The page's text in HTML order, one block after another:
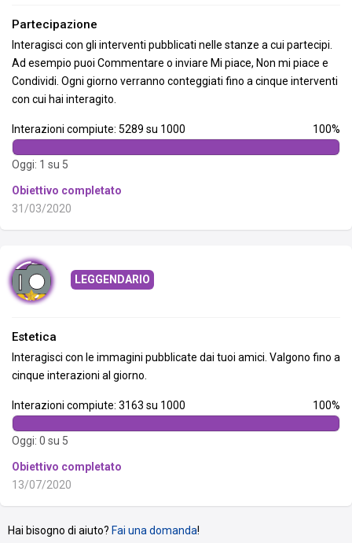
Partecipazione
Interagisci con gli interventi pubblicati nelle stanze a cui partecipi.
Ad esempio puoi Commentare o inviare Mi piace, Non mi piace e
Condividi. Ogni giorno verranno conteggiati fino a cinque interventi
con cui hai interagito.
Interazioni compiute: 5289 su 1000 100%
Oggi: 1 su 5
Obiettivo completato
31/03/2020
LEGGENDARIO
Estetica
Interagisci con le immagini pubblicate dai tuoi amici. Valgono fino a
cinque interazioni al giorno.
Interazioni compiute: 3163 su 1000 100%
Oggi: 0 su 5
Obiettivo completato
13/07/2020
Hai bisogno di aiuto? Fai una domanda!